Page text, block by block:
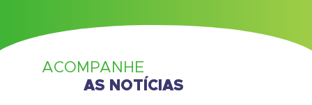
ACOMPANHE
AS NOTÍCIAS